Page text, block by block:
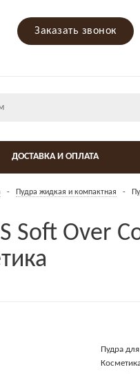
Заказать звонок
ДОСТАВКА И ОПЛАТА
- Пудра жидкая и компактная -
Soft Over
Пудра